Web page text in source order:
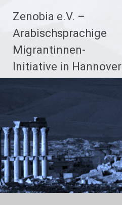
Inhalt
springen
Zenobia e.V. –
Arabischsprachige
Migrantinnen-
Initiative in Hannover